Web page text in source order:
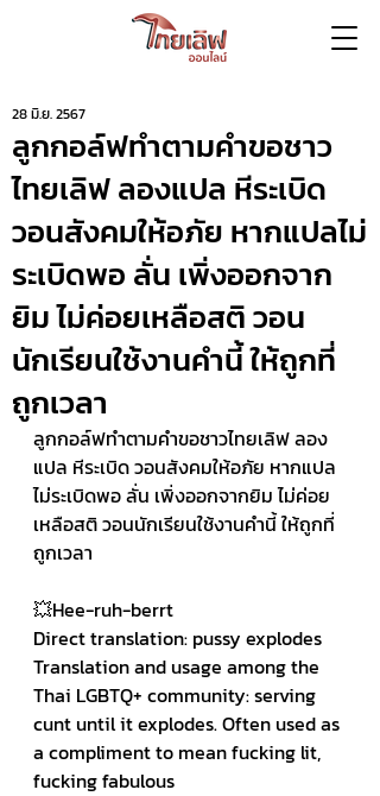
ลูกกอล์ฟทำตามคำขอชาว
ไทยเลิฟ ลองแปล หีระเบิด
วอนสังคมให้อภัย หากแปลไม่
ระเบิดพอ ลั่น เพิ่งออกจาก
ยิม ไม่ค่อยเหลือสติ วอน
นักเรียนใช้งานคำนี้ ให้ถูกที่
ถูกเวลา
28 มิ.ย. 2567
ลูกกอล์ฟทำตามคำขอชาวไทยเลิฟ ลอง
แปล หีระเบิด วอนสังคมให้อภัย หากแปล
ไม่ระเบิดพอ ลั่น เพิ่งออกจากยิม ไม่ค่อย
เหลือสติ วอนนักเรียนใช้งานคำนี้ ให้ถูกที่
ถูกเวลา
💥Hee-ruh-berrt
Direct translation: pussy explodes
Translation and usage among the
Thai LGBTQ+ community: serving
cunt until it explodes. Often used as
a compliment to mean fucking lit,
fucking fabulous